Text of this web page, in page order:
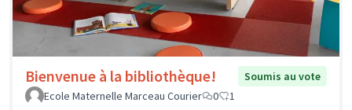
Bienvenue à la bibliothèque!
Soumis au vote
Ecole Maternelle Marceau Courier
0 1